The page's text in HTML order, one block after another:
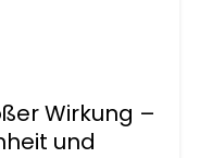
Wirkung –
und